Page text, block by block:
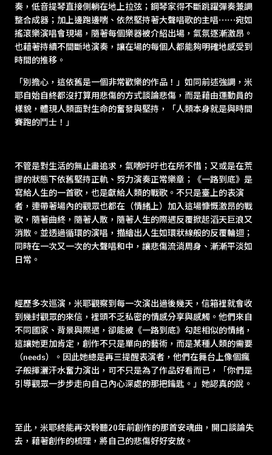
奏，低音提琴直接側躺在地上拉弦；鋼琴家得不斷跳躍彈奏兼調
整合成器；加上邊跑邊喘、依然堅持著大聲唱歌的主唱⋯⋯宛如
搖滾樂演唱會現場，隨著每個樂器被介紹出場，氣氛逐漸激昂。
也藉著持續不間斷地演奏，讓在場的每個人都能夠明確地感受到
時間的推移。
「別擔心，這依舊是一個非常歡樂的作品！」如同前述強調，米
耶自始自終都沒打算用悲傷的方式談論悲傷，而是藉由運動員的
樣貌，體現人類面對生命的奮發與堅持，「人類本身就是與時間
賽跑的鬥士！」
不管是對生活的無止盡追求，氣喘吁吁也在所不惜；又或是在荒
謬的狀態下依舊堅持正軌、努力演奏正常樂章；《一路到底》是
寫給人生的一首歌，也是獻給人類的戰歌。不只是臺上的表演
者，連帶著場內的觀眾也都在（情緒上）加入這場慷慨激昂的戰
歌，隨著曲終，隨著人散，隨著人生的際遇反覆掀起滔天巨浪又
消散。並透過循環的演唱，描繪出人生如環狀線般的反覆輪迴；
同時在一次又一次的大聲唱和中，讓悲傷流淌周身、漸漸平淡如
日常。
經歷多次巡演，米耶觀察到每一次演出過後幾天，信箱裡就會收
到幾封觀眾的來信，裡頭不乏私密的情感分享與感觸。他們來自
不同國家、背景與際遇，卻能被《一路到底》勾起相似的情緒，
這讓她更加肯定，創作不只是單向的藝術，而是某種人類的需要
（needs）。因此她總是再三提醒表演者，他們在舞台上像個瘋
子般揮灑汗水奮力演出，可不只是為了作品好看而已，「你們是
引導觀眾一步步走向自己內心深處的那把鑰匙。」她認真的說。
至此，米耶終能再次聆聽20年前創作的那首安魂曲，開口談論失
去，藉著創作的梳理，將自己的悲傷好好安放。